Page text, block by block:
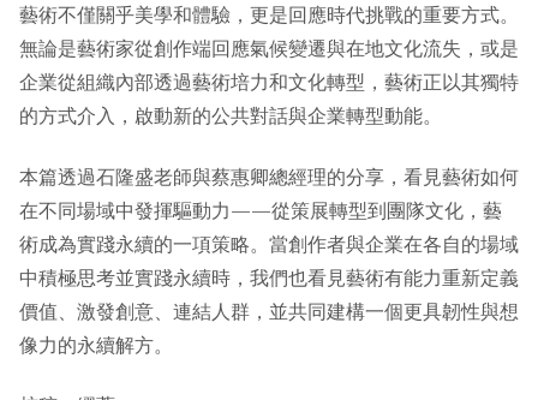
藝術不僅關乎美學和體驗，更是回應時代挑戰的重要方式。
無論是藝術家從創作端回應氣候變遷與在地文化流失，或是
企業從組織內部透過藝術培力和文化轉型，藝術正以其獨特
的方式介入，啟動新的公共對話與企業轉型動能。
本篇透過石隆盛老師與蔡惠卿總經理的分享，看見藝術如何
在不同場域中發揮驅動力——從策展轉型到團隊文化，藝
術成為實踐永續的一項策略。當創作者與企業在各自的場域
中積極思考並實踐永續時，我們也看見藝術有能力重新定義
價值、激發創意、連結人群，並共同建構一個更具韌性與想
像力的永續解方。